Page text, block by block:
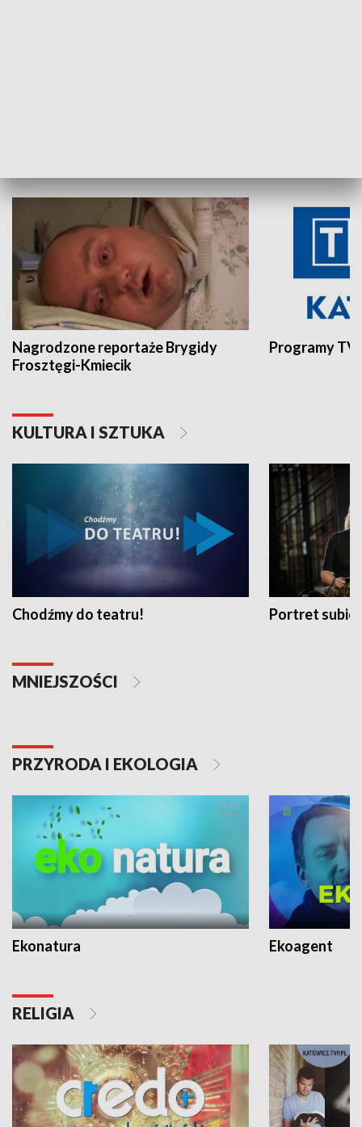
Nagrodzone reportaże Brygidy
Frosztęgi-Kmiecik
Programy
KULTURA I SZTUKA
Chodźmy do teatru! Portret
MNIEJSZOŚCI
PRZYRODA I EKOLOGIA
Ekonatura Ekoagent
RELIGIA